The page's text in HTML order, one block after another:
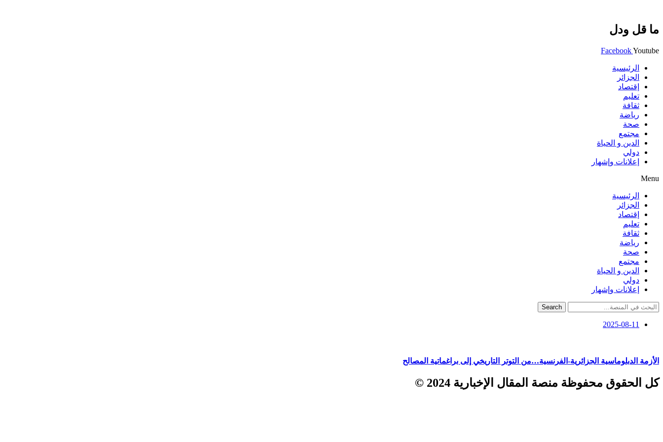
ما قل ودل
FacebookYoutube
الرئيسية
الجزائر
إقتصاد
تعليم
ثقافة
رياضة
صحة
مجتمع
الدين و الحياة
دولي
إعلانات وإشهار
Menu
الرئيسية
الجزائر
إقتصاد
تعليم
ثقافة
رياضة
صحة
مجتمع
الدين و الحياة
دولي
إعلانات وإشهار
Search
2025-08-11
الأزمة الدبلوماسية الجزائرية-الفرنسية…من التوتر التاريخي إلى براغماتية المصالح
كل الحقوق محفوظة منصة المقال الإخبارية 2024 ©